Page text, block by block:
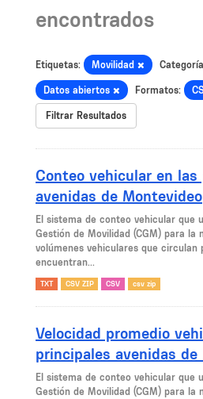
encontrados
Etiquetas: Movilidad
Datos abiertos Formatos:
Filtrar Resultados
Conteo vehicular en las
avenidas de Montevideo
El sistema de conteo vehicular que
Gestión de Movilidad (CGM) para la
volúmenes vehiculares que circulan
encuentran...
TXT CSV ZIP CSV csv zip
Velocidad promedio
principales avenidas de
El sistema de conteo vehicular que
Gestión de Movilidad (CGM) para la